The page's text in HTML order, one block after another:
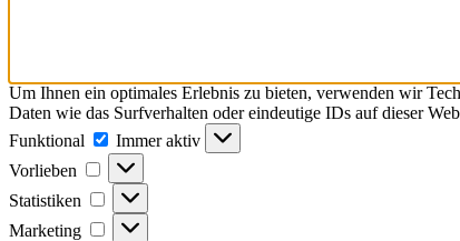
Um Ihnen ein optimales Erlebnis zu bieten, verwenden wir
Daten wie das Surfverhalten oder eindeutige IDs auf dieser
Funktional
Funktional
Immer aktiv
Vorlieben
Vorlieben
Statistiken Statistiken
Marketing Marketing